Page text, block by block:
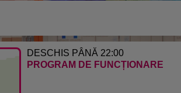
DESCHIS PÂNĂ 22:00
PROGRAM DE FUNCȚIONARE